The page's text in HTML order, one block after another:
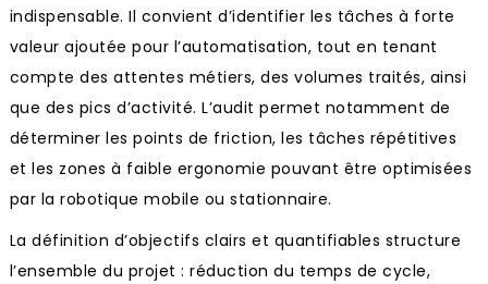
indispensable. Il convient d’identifier les tâches à forte
valeur ajoutée pour l’automatisation, tout en tenant
compte des attentes métiers, des volumes traités, ainsi
que des pics d’activité. L’audit permet notamment de
déterminer les points de friction, les tâches répétitives
et les zones à faible ergonomie pouvant être optimisées
par la robotique mobile ou stationnaire.
La définition d’objectifs clairs et quantifiables structure
l’ensemble du projet : réduction du temps de cycle,